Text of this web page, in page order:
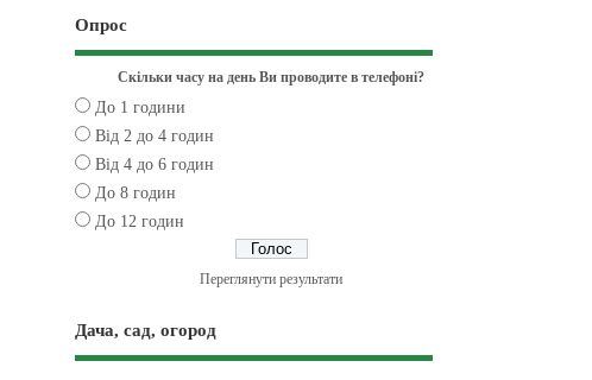
Опрос
Скільки часу на день Ви проводите в телефоні?
До 1 години
Від 2 до 4 годин
Від 4 до 6 годин
До 8 годин
До 12 годин
Переглянути результати
Дача, сад, огород